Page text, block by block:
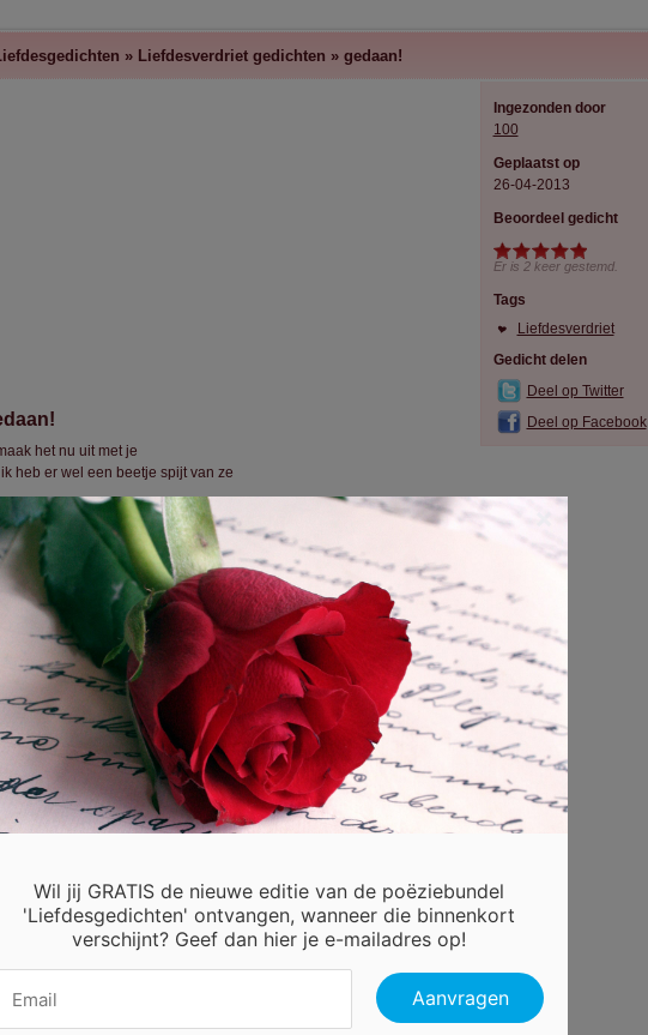
» Liefdesverdriet gedichten » gedaan!
Ingezonden door
100
Geplaatst op
26-04-2013
Beoordeel gedicht
Er is 2keer gestemd.
Tags
Liefdesverdriet
Gedicht delen
Deel op Twitter
Deel op Facebook
het nu uit met je
heb er wel een beetje spijt van ze
was leuk toen we naar de cinema gingen
school ook wat van die dingen
noorden
je deze woorden
altijd kortbij
nu is het voorbij
al sta je tegen me aan
is voor een en voor altijd gedaan
Wil jij GRATIS de nieuwe editie van de poëziebundel
'Liefdesgedichten' ontvangen, wanneer die binnenkort
verschijnt? Geef dan hier je e-mailadres op!